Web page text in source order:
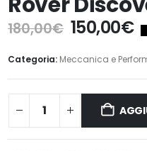
180,00€ Il
prezzo
originale
era:
180,00€.
150,00€Il
è:
Categoria: Meccanica e